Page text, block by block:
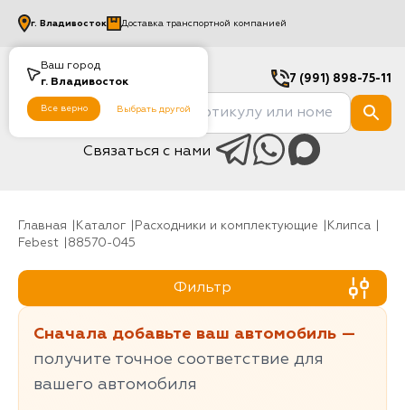
Ваш город
г. Владивосток
Все верно Выбрать другой
г. Владивосток Доставка транспортной компанией
7 (991) 898-75-11
Связаться с нами
Главная Каталог Расходники и комплектующие
клипса
Febest
88570-045
Фильтр
Сначала добавьте ваш автомобиль —
получите точное соответствие для
вашего автомобиля